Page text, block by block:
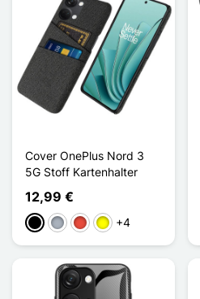
Cover OnePlus Nord 3
5G Stoff Kartenhalter
12,99 €
Schwarz
GrauRot Gelb+4